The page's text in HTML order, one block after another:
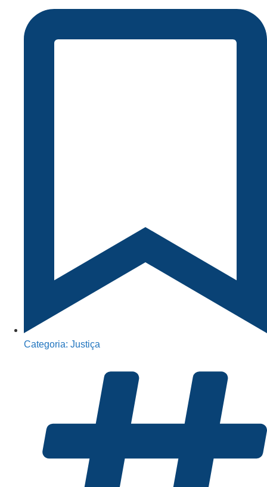
Categoria: Justiça